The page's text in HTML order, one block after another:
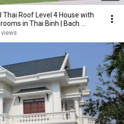
Roof Level 4 House with
in Thai Binh | Bach ...
views